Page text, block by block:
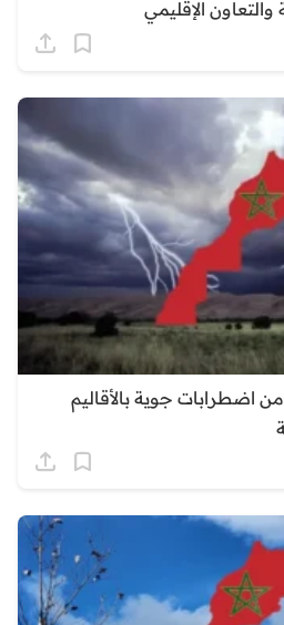
والتعاون الإقليمي
اضطرابات جوية بالأقاليم